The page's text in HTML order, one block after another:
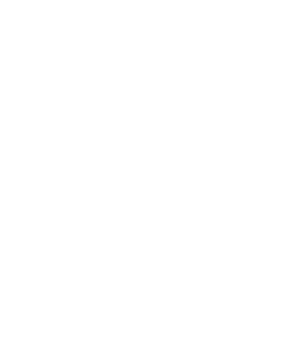
tandis que 2 161 (32,7 %)
âgées en moyenne de
elles, 18,1 % avaient 75
était de 59,2 ans, et dans les
la moyenne s’établissait à
décès de la personne vaccinée
temporelle, rien